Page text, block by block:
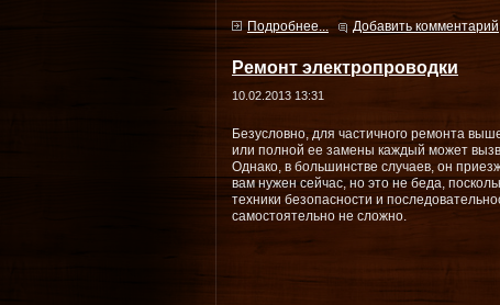
Подробнее... Добавить комментарий
Ремонт электропроводки
10.02.2013 13:31
Безусловно, для частичного ремонта
или полной ее замены каждый может
Однако, в большинстве случаев, он
вам нужен сейчас, но это не беда,
техники безопасности и
самостоятельно не сложно.